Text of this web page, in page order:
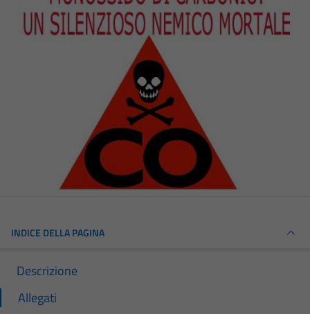
INDICE DELLA PAGINA
Descrizione
Allegati